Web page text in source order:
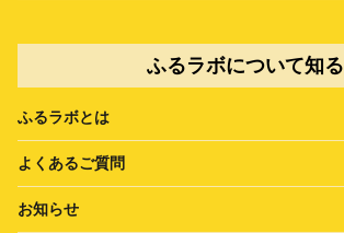
ふるラボについて知る
ふるラボとは
よくあるご質問
お知らせ